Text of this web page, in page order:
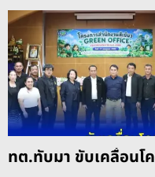
ทต.ทับมา ขับเคลื่อนโ